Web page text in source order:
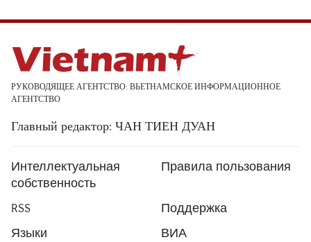
РУКОВОДЯЩЕЕ АГЕНТСТВО: ВЬЕТНАМСКОЕ ИНФОРМАЦИОННОЕ
АГЕНТСТВО
Главный редактор: ЧАН ТИЕН ДУАН
Интеллектуальная
собственность
Правила пользования
RSS
Поддержка
Языки
ВИА